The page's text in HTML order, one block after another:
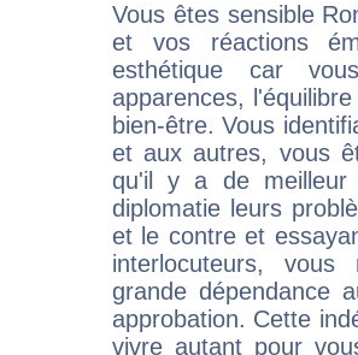
Vous êtes sensible
et vos réactions
esthétique car
apparences,
bien-être. Vous
et aux autres, vous
qu'il y a de
diplomatie leurs
et le contre et
interlocuteurs,
grande dépendance
approbation. Cette
vivre autant pour